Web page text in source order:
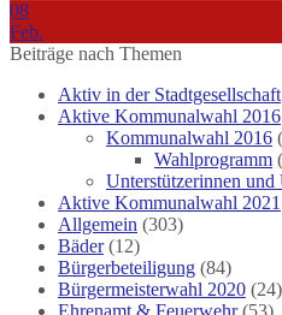
08
Feb.
Beiträge nach Themen
Aktiv in der Stadtgesellschaft
Aktive Kommunalwahl 2016
Kommunalwahl 2016
Wahlprogramm
Unterstützerinnen und
Aktive Kommunalwahl 2021
Allgemein (303)
Bäder(12)
Bürgerbeteiligung (84)
Bürgermeisterwahl 2020 (24)
Ehrenamt & Feuerwehr(53)